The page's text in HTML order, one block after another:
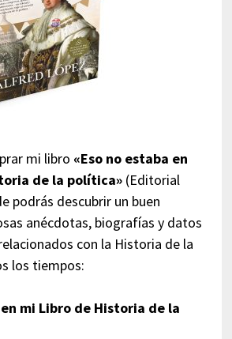
mi libro «Eso no estaba en
de la política»(Editorial
podrás descubrir un buen
anécdotas, biografías y datos
con la Historia de la
los tiempos:
en mi Libro de Historia de la